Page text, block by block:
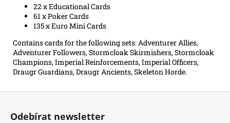
22 x Educational Cards
61 x Poker Cards
135 x Euro Mini Cards
Contains cards for the following sets: Adventurer Allies,
Adventurer Followers, Stormcloak Skirmishers, Stormcloak
Champions, Imperial Reinforcements, Imperial Officers,
Draugr Guardians, Draugr Ancients, Skeleton Horde.
Z
Odebírat newsletter